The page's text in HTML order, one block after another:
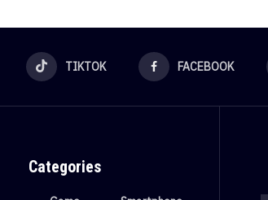
TIKTOK FACEBOOK
Categories